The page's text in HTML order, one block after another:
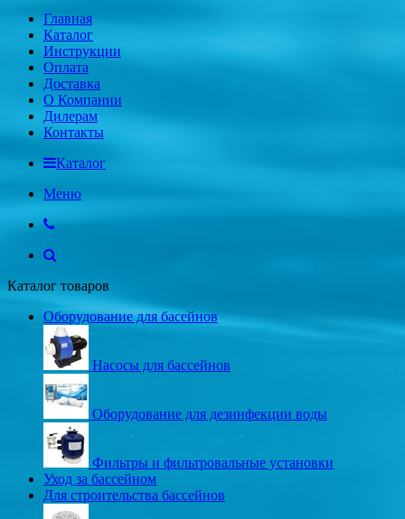
Главная
Каталог
Инструкции
Оплата
Доставка
О Компании
Дилерам
Контакты
Каталог
Меню
Каталог товаров
Оборудование для басейнов
Насосы для бассейнов
Оборудование для дезинфекции воды
Фильтры и фильтровальные установки
Уход за бассейном
Для строительства бассейнов